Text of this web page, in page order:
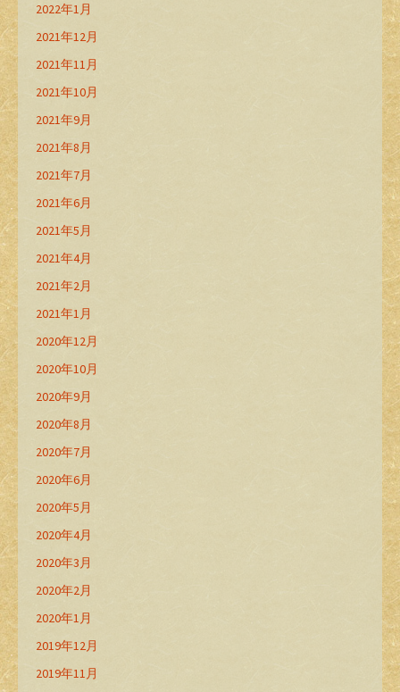
2022年1月
2021年12月
2021年11月
2021年10月
2021年9月
2021年8月
2021年7月
2021年6月
2021年5月
2021年4月
2021年2月
2021年1月
2020年12月
2020年10月
2020年9月
2020年8月
2020年7月
2020年6月
2020年5月
2020年4月
2020年3月
2020年2月
2020年1月
2019年12月
2019年11月